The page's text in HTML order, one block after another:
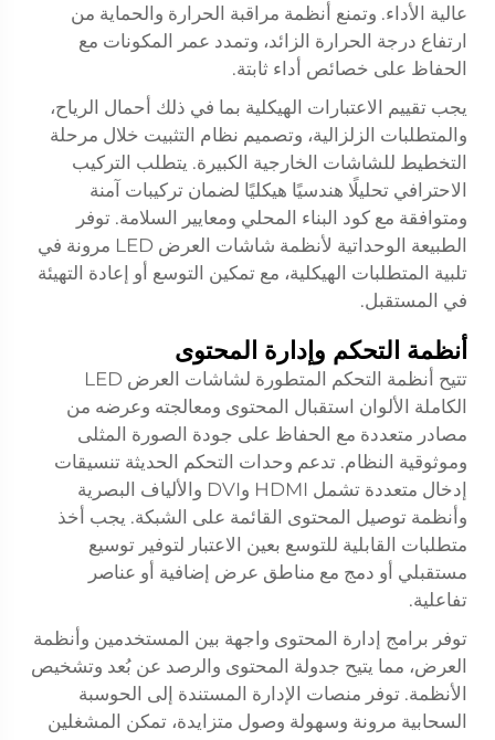
عالية الأداء. وتمنع أنظمة مراقبة الحرارة والحماية من
ارتفاع درجة الحرارة الزائد، وتمدد عمر المكونات مع
الحفاظ على خصائص أداء ثابتة.
يجب تقييم الاعتبارات الهيكلية بما في ذلك أحمال الرياح،
والمتطلبات الزلزالية، وتصميم نظام التثبيت خلال مرحلة
التخطيط للشاشات الخارجية الكبيرة. يتطلب التركيب
الاحترافي تحليلًا هندسيًا هيكليًا لضمان تركيبات آمنة
ومتوافقة مع كود البناء المحلي ومعايير السلامة. توفر
الطبيعة الوحداتية لأنظمة شاشات العرض LED مرونة في
تلبية المتطلبات الهيكلية، مع تمكين التوسع أو إعادة التهيئة
في المستقبل.
أنظمة التحكم وإدارة المحتوى
تتيح أنظمة التحكم المتطورة لشاشات العرض LED
الكاملة الألوان استقبال المحتوى ومعالجته وعرضه من
مصادر متعددة مع الحفاظ على جودة الصورة المثلى
وموثوقية النظام. تدعم وحدات التحكم الحديثة تنسيقات
إدخال متعددة تشمل HDMI وDVI والألياف البصرية
وأنظمة توصيل المحتوى القائمة على الشبكة. يجب أخذ
متطلبات القابلية للتوسع بعين الاعتبار لتوفير توسيع
مستقبلي أو دمج مع مناطق عرض إضافية أو عناصر
تفاعلية.
توفر برامج إدارة المحتوى واجهة بين المستخدمين وأنظمة
العرض، مما يتيح جدولة المحتوى والرصد عن بُعد وتشخيص
الأنظمة. توفر منصات الإدارة المستندة إلى الحوسبة
السحابية مرونة وسهولة وصول متزايدة، تمكن المشغلين